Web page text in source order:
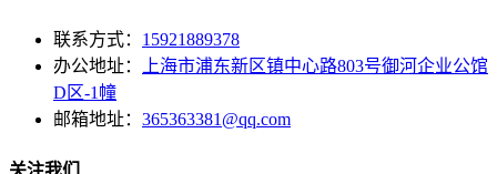
联系方式： 15921889378
办公地址：
上海市浦东新区镇中心路803号御河企业公馆
D区-1幢
邮箱地址： 365363381@qq.com
关注我们